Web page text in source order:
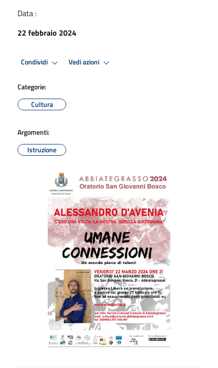
Data :
22 febbraio 2024
Condividi Vedi azioni
Categorie:
Cultura
Argomenti:
Istruzione